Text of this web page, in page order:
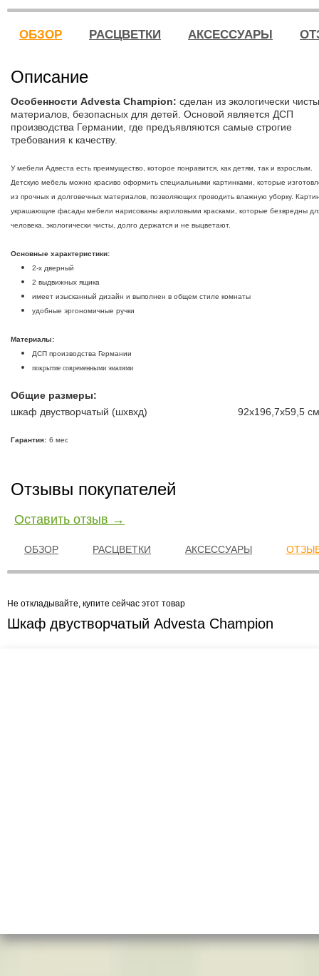
ОБЗОР РАСЦВЕТКИ АКСЕССУАРЫ
Описание
Особенности Advesta Champion: сделан из экологически
материалов, безопасных для детей. Основой является ДСП
производства Германии, где предъявляются самые строгие
требования к качеству.
У мебели Адвеста есть преимущество, которое понравится, как детям, так и взрослым.
Детскую мебель можно красиво оформить специальными картинками, которые
из прочных и долговечных материалов, позволяющих проводить влажную уборку.
украшающие фасады мебели нарисованы акриловыми красками, которые безвредны
человека, экологически чисты, долго держатся и не выцветают.
Основные характеристики:
2-х дверный
2 выдвижных ящика
имеет изысканный дизайн и выполнен в общем стиле комнаты
удобные эргономичные ручки
Материалы:
ДСП производства Германии
покрытие современными эмалями
Общие размеры:
шкаф двустворчатый (шxвхд)
92х196,7х59,5 см
Гарантия: 6 мес
Отзывы покупателей
Оставить отзыв →
ОБЗОР РАСЦВЕТКИ АКСЕССУАРЫ
Не откладывайте, купите сейчас этот товар
Шкаф двустворчатый Advesta Champion